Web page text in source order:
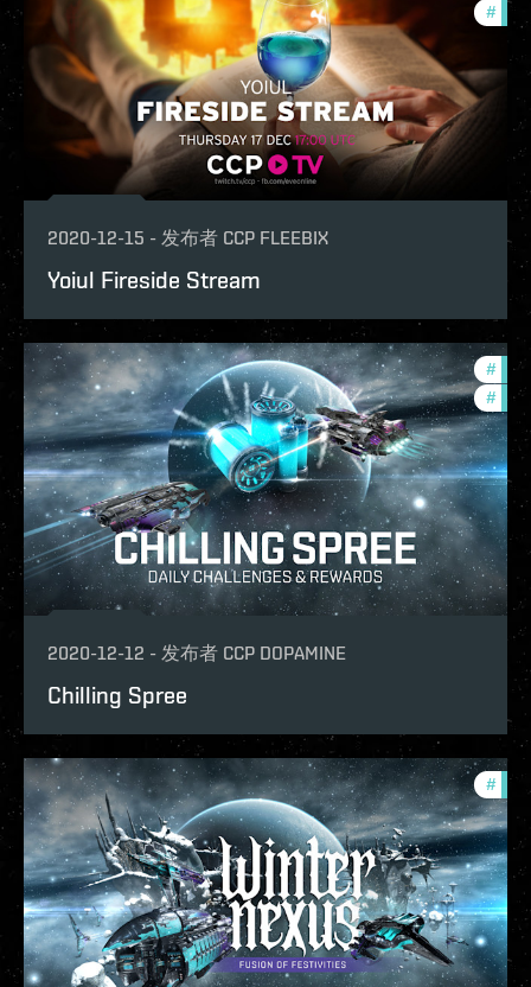
#
2020-12-15 - 发布者 CCP FLEEBIX
Yoiul Fireside Stream
# in-
#
2020-12-12 - 发布者 CCP DOPAMINE
Chilling Spree
#